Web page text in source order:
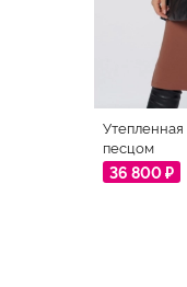
песцом
36 800 ₽